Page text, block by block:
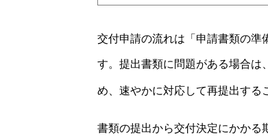
交付申請の流れは「申請書類の準
す。提出書類に問題がある場合は
め、速やかに対応して再提出する
書類の提出から交付決定にかかる